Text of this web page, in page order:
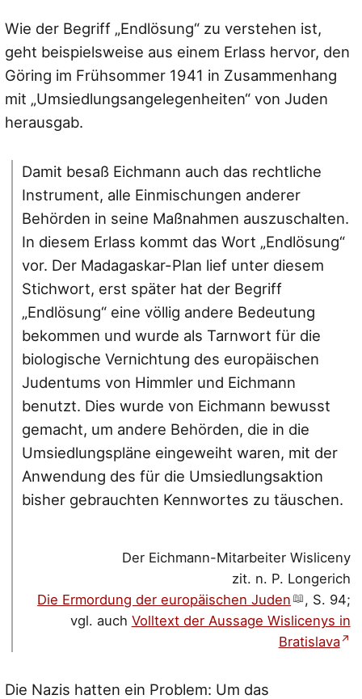
Wie der Begriff „Endlösung“ zu verstehen ist,
geht beispielsweise aus einem Erlass hervor, den
Göring im Frühsommer 1941 in Zusammenhang
mit „Umsiedlungsangelegenheiten“ von Juden
herausgab.
Damit besaß Eichmann auch das rechtliche
Instrument, alle Einmischungen anderer
Behörden in seine Maßnahmen auszuschalten.
In diesem Erlass kommt das Wort „Endlösung“
vor. Der Madagaskar-Plan lief unter diesem
Stichwort, erst später hat der Begriff
„Endlösung“ eine völlig andere Bedeutung
bekommen und wurde als Tarnwort für die
biologische Vernichtung des europäischen
Judentums von Himmler und Eichmann
benutzt. Dies wurde von Eichmann bewusst
gemacht, um andere Behörden, die in die
Umsiedlungspläne eingeweiht waren, mit der
Anwendung des für die Umsiedlungsaktion
bisher gebrauchten Kennwortes zu täuschen.
Der Eichmann-Mitarbeiter Wisliceny
zit. n. P. Longerich
Die Ermordung der europäischen Juden
, S. 94;
vgl. auch Volltext der Aussage Wislicenys in
Bratislava
Die Nazis hatten ein Problem: Um das